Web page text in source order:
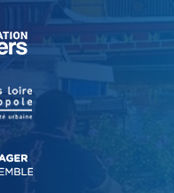
, Ouvre une nouvelle
, Ouvre une nouvelle